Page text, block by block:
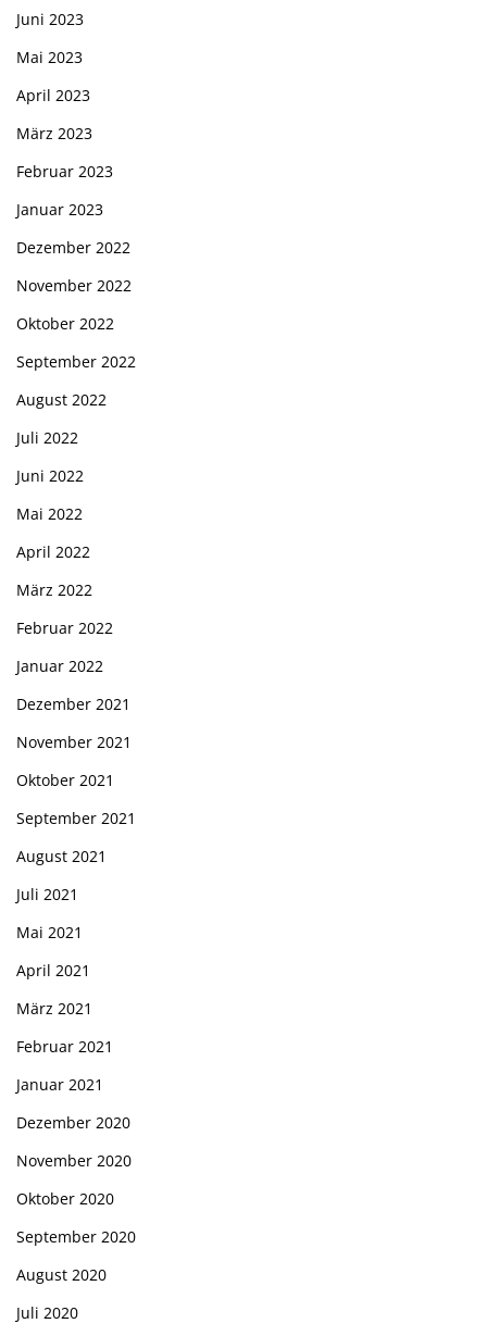
Juni 2023
Mai 2023
April 2023
März 2023
Februar 2023
Januar 2023
Dezember 2022
November 2022
Oktober 2022
September 2022
August 2022
Juli 2022
Juni 2022
Mai 2022
April 2022
März 2022
Februar 2022
Januar 2022
Dezember 2021
November 2021
Oktober 2021
September 2021
August 2021
Juli 2021
Mai 2021
April 2021
März 2021
Februar 2021
Januar 2021
Dezember 2020
November 2020
Oktober 2020
September 2020
August 2020
Juli 2020